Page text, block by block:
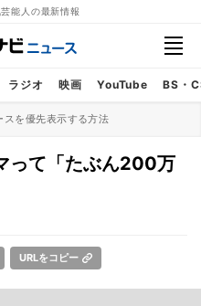
能人の最新情報
ラジオ 映画 YouTube BS・
を優先表示する方法
って「たぶん200万
URLをコピー